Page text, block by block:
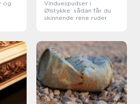
Vinduespudser i
Ølstykke: sådan får du
skinnende rene ruder